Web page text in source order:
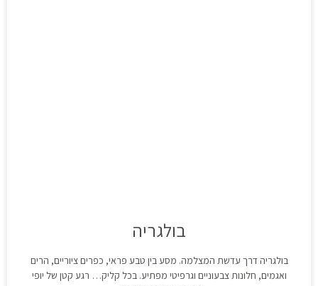
בולגריה
בולגריה דרך עדשת המצלמה. מסע בין טבע פראי, כפרים ציוריים, הרים
ואגמים, חלונות צבעוניים וגרפיטי מפתיע. בכל קליק… רגע קטן של יופי